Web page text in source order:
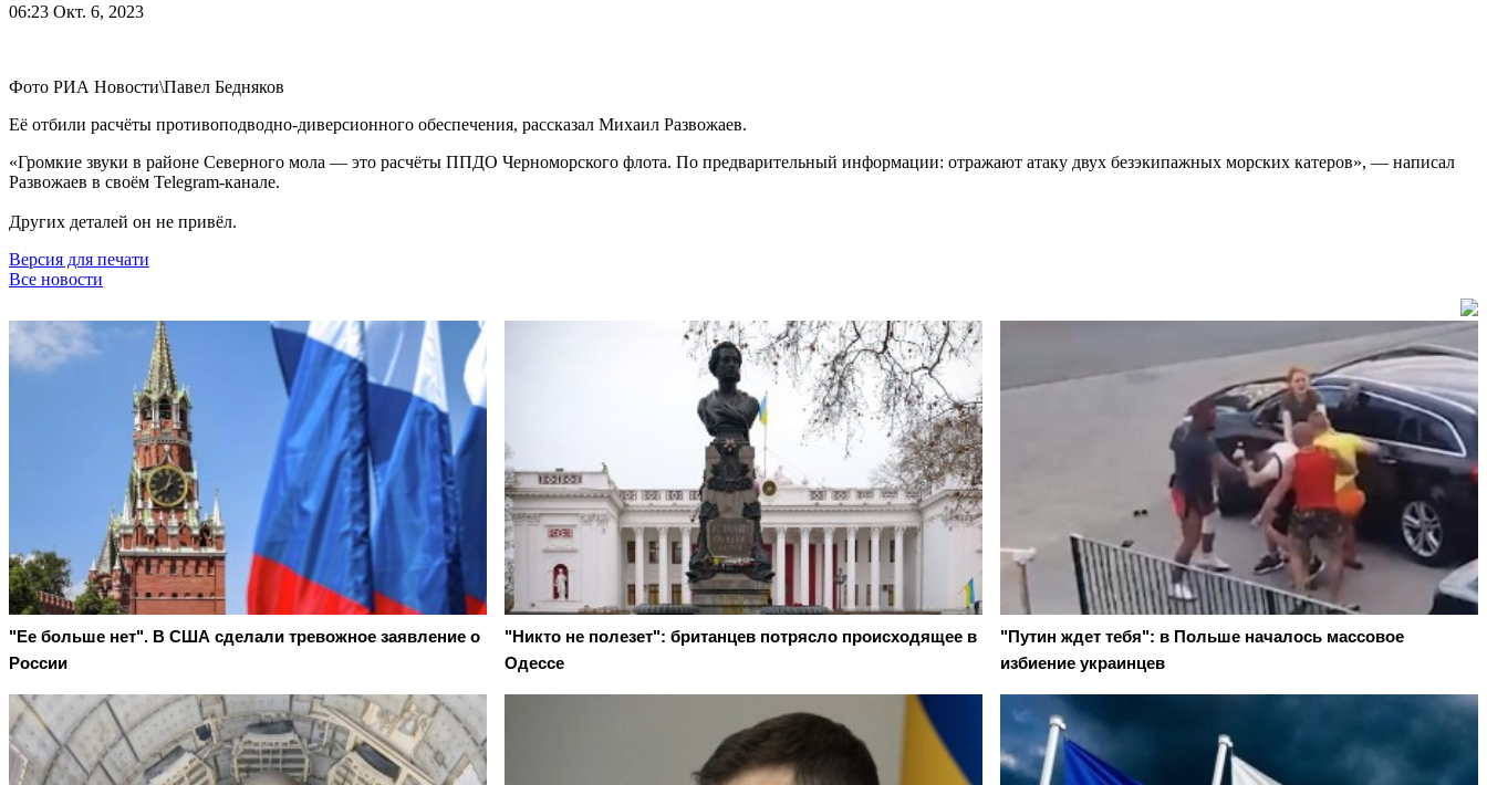
06:23 Окт. 6, 2023
Фото РИА Новости\Павел Бедняков
Её отбили расчёты противоподводно-диверсионного обеспечения, рассказал Михаил Развожаев.
«Громкие звуки в районе Северного мола — это расчёты ППДО Черноморского флота. По предварительный информации: отражают атаку двух безэкипажных морских катеров», — написал
Развожаев в своём Telegram-канале.
Других деталей он не привёл.
Версия для печати
Все новости
"Ее больше нет". В США сделали тревожное заявление о
России
"Никто не полезет": британцев потрясло происходящее в
Одессе
"Путин ждет тебя": в Польше началось массовое
избиение украинцев